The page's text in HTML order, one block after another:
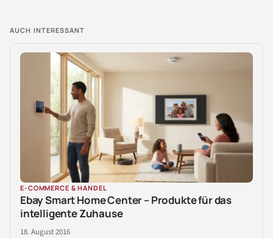
AUCH INTERESSANT
E-COMMERCE & HANDEL
Ebay Smart Home Center – Produkte für das
intelligente Zuhause
18. August 2016